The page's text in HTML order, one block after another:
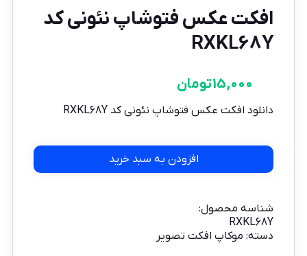
افکت عکس فتوشاپ نئونی کد
RXKL68Y
15,000تومان
دانلود افکت عکس فتوشاپ نئونی کد RXKL68Y
افزودن به سبد خرید
شناسه محصول:
RXKL68Y
دسته: موکاپ افکت تصویر